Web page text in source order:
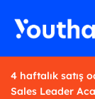
4 haftalık satış
Sales Leader